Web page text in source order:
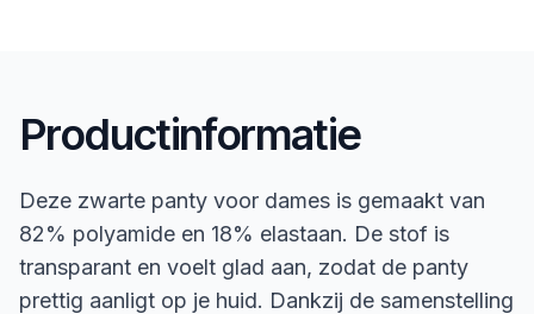
Productinformatie
Deze zwarte panty voor dames is gemaakt van
82% polyamide en 18% elastaan. De stof is
transparant en voelt glad aan, zodat de panty
prettig aanligt op je huid. Dankzij de samenstelling